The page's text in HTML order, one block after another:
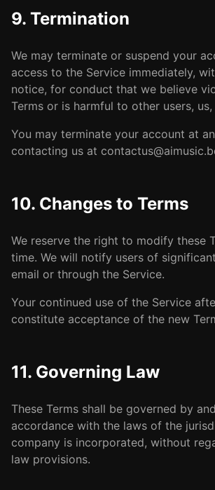
9. Termination
We may terminate or suspend your
access to the Service immediately,
notice, for conduct that we believe
Terms or is harmful to other users,
You may terminate your account at
contacting us at
10. Changes to Terms
We reserve the right to modify these
time. We will notify users of
email or through the Service.
Your continued use of the Service
constitute acceptance of the new
11. Governing Law
These Terms shall be governed by
accordance with the laws of the
company is incorporated, without
law provisions.